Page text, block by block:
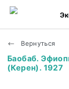
Вернуться
Баобаб.
(Керен). 1927